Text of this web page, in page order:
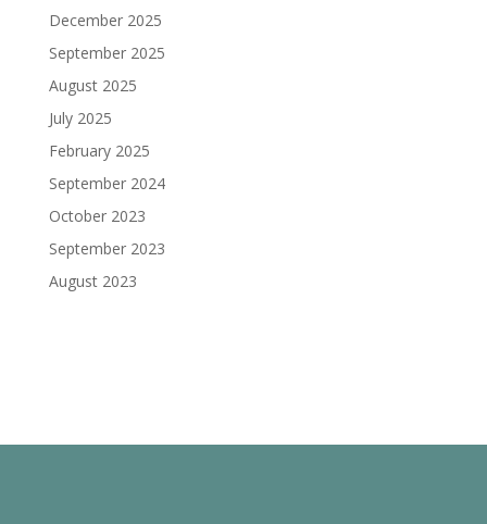
December 2025
September 2025
August 2025
July 2025
February 2025
September 2024
October 2023
September 2023
August 2023